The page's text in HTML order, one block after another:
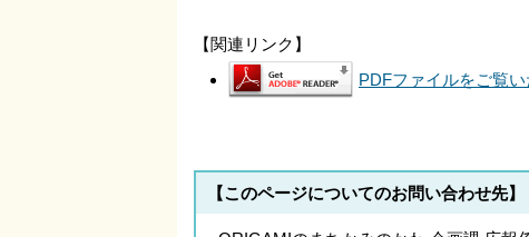
【関連リンク】
PDFファイルをご覧
【このページについてのお問い合わせ先】